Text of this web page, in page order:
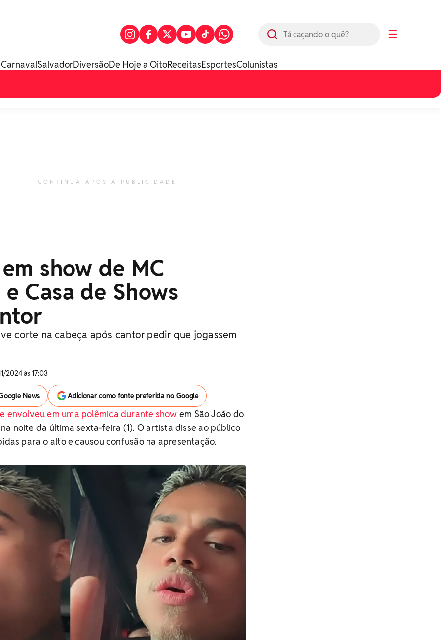
☰
CarnavalSalvadorDiversãoDe Hoje a OitoReceitasEsportesColunistas
CONTINUA APÓS A PUBLICIDADE
show de MC
Casa de Shows
corte na cabeça após cantor pedir que jogassem
2024 às 17:03
News Adicionar como fonte preferida no Google
envolveu em uma polêmica durante show em São João do
noite da última sexta-feira (1). O artista disse ao público
para o alto e causou confusão na apresentação.